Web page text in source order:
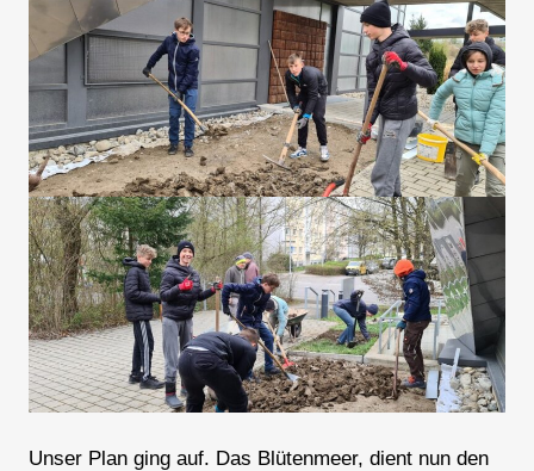
Unser Plan ging auf. Das Blütenmeer, dient nun den